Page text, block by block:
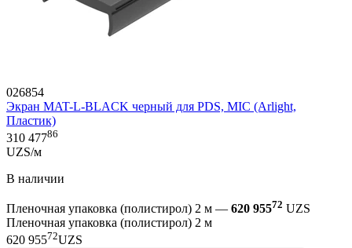
026854
Экран MAT-L-BLACK черный для PDS, MIC (Arlight,
Пластик)
310 47786
UZS/м
В наличии
Пленочная упаковка (полистирол) 2 м — 620 95572 UZS
Пленочная упаковка (полистирол) 2 м
620 95572UZS